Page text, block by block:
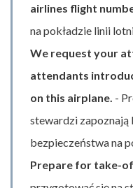
airlines flight
na pokładzie linii
We request your
attendants
on this airplane. -
stewardzi
bezpieczeństwa na
Prepare for take-